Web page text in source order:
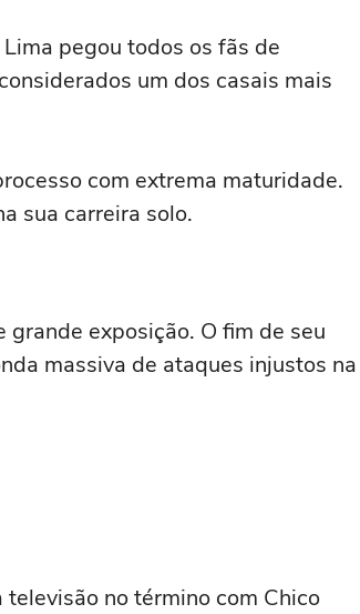
pegou todos os fãs de
um dos casais mais
com extrema maturidade.
sua carreira solo.
grande exposição. O fim de seu
massiva de ataques injustos na
no término com Chico